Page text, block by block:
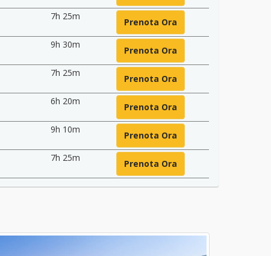
7h 25m
Prenota Ora
9h 30m
Prenota Ora
7h 25m
Prenota Ora
6h 20m
Prenota Ora
9h 10m
Prenota Ora
7h 25m
Prenota Ora